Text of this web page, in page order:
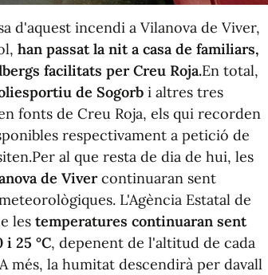
d'aquest incendi a Vilanova de Viver,
han passat la nit a casa de familiars,
facilitats per Creu Roja.En total,
de Sogorb i altres tres
fonts de Creu Roja, els qui recorden
respectivament a petició de
al que resta de dia de hui, les
de Vivercontinuaran sent
L'Agència Estatal de
les temperatures continuaran sent
25 °C, depenent de l'altitud de cada
més, la humitat descendirà per davall